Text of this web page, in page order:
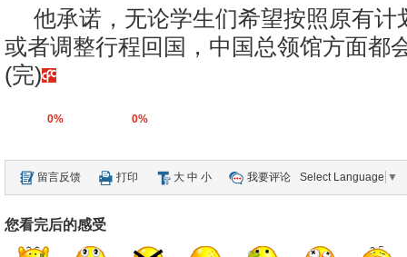
他承诺，无论学生们希望按照原有计
或者调整行程回国，中国总领馆方面都
(完)
0% 0%
留言反馈 打印 大 中 小 我要评论 Select Language ▼
您看完后的感受